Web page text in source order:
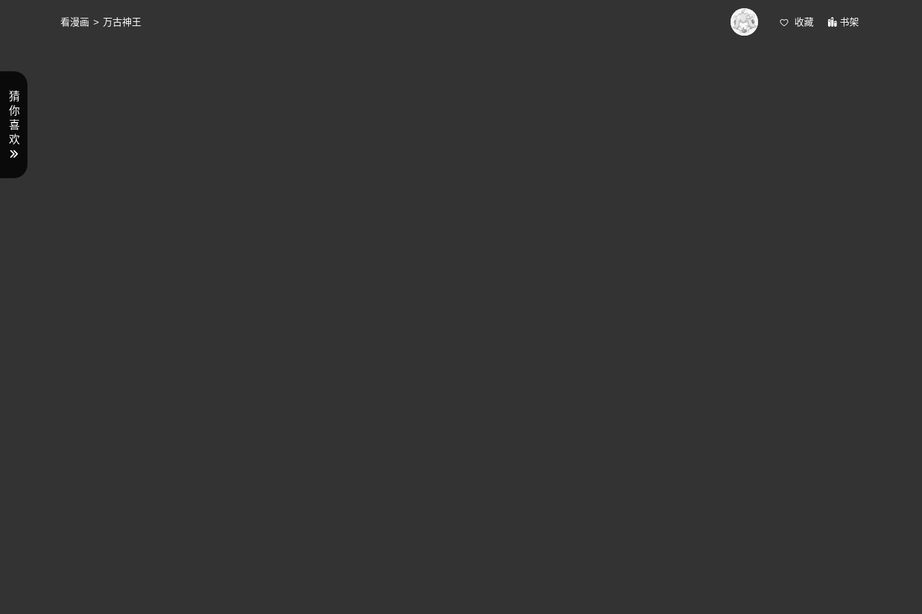
收藏 书架
看漫画 > 万古神王
猜
你
喜
欢